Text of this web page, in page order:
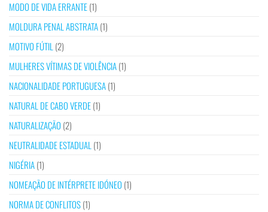
MODO DE VIDA ERRANTE(1)
MOLDURA PENAL ABSTRATA(1)
MOTIVO FÚTIL (2)
MULHERES VÍTIMAS DE VIOLÊNCIA(1)
NACIONALIDADE PORTUGUESA(1)
NATURAL DE CABO VERDE(1)
NATURALIZAÇÃO (2)
NEUTRALIDADE ESTADUAL (1)
NIGÉRIA(1)
NOMEAÇÃO DE INTÉRPRETE IDÓNEO (1)
NORMA DE CONFLITOS(1)